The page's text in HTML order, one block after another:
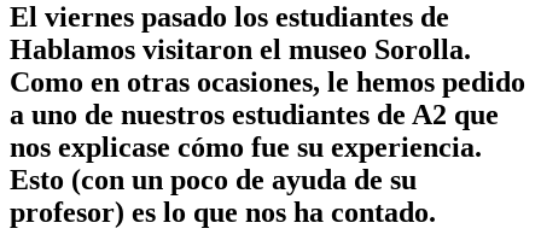
El viernes pasado los estudiantes de
Hablamos visitaron el museo Sorolla.
Como en otras ocasiones, le hemos pedido
a uno de nuestros estudiantes de A2 que
nos explicase cómo fue su experiencia.
Esto (con un poco de ayuda de su
profesor) es lo que nos ha contado.